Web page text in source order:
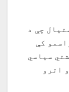
چې د
کې
سیاسي
اترو